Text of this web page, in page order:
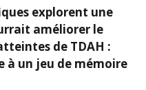
explorent une
améliorer le
de TDAH :
à un jeu de mémoire